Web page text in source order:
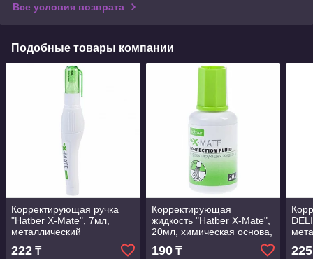
Все условия возврата
Подобные товары компании
Корректирующая ручка
"Hatber X-Mate", 7мл,
металлический
наконечник
222 ₸
Корректирующая
жидкость "Hatber X-Mate",
20мл, химическая основа,
кисточка
190₸ 225